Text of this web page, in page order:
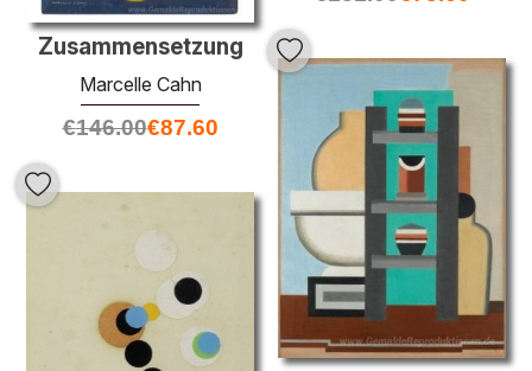
Zusammensetzung
Marcelle Cahn
€146.00€87.60